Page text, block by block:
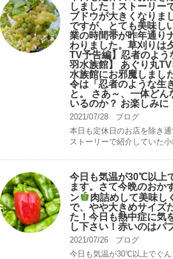
しました！ストーリー
ブドウが大きくなりま
ですが、とても美味し
業の時間帯が昨年通り
わりました。草刈りは
TV予告編】忍者のよう
羽水族館】 あぐり丸
水族館にお邪魔しまし
令は「忍者のような生
と。 さあ～、一体ど
いるのか？ お楽しみに
2021/07/28
ブログ
本日も定休日のお店を除き
ストーリーで紹介していた
今日も気温が30℃以上
ます。さて今晩のおか
ン
肉詰めして美味し
で、やや大きめサイズ
た！今日も熱中症に気
し下さい！赤いのはパ
2021/07/26
ブログ
今日も気温が30℃以上でぐ